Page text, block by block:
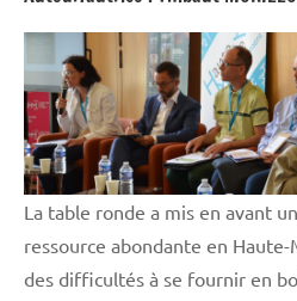
Rural
de
la
Haute-
Marne
Marne
La table ronde a mis en avant
ressource abondante en
des difficultés à se fournir en